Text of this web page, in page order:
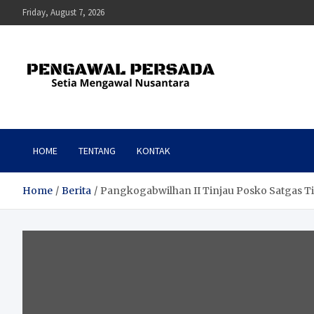
to
Friday, August 7, 2026
Pengawal Persada
HOME TENTANG KONTAK
Home Berita Pangkogabwilhan II Tinjau Posko Satgas